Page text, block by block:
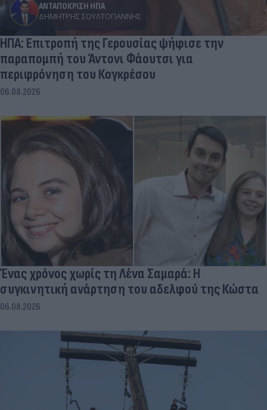
ΑΝΤΑΠΟΚΡΙΣΗ ΗΠΑ
ΔΗΜΉΤΡΗΣ ΣΟΥΛΤΟΓΙΆΝΝΗΣ
ΗΠΑ: Επιτροπή της Γερουσίας ψήφισε την
παραπομπή του Άντονι Φάουτσι για
περιφρόνηση του Κογκρέσου
06.08.2026
Ένας χρόνος χωρίς τη Λένα Σαμαρά: Η
συγκινητική ανάρτηση του αδελφού της Κώστα
06.08.2026